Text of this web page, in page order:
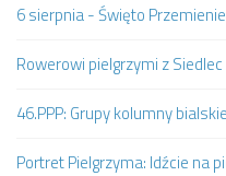
6 sierpnia - Święto
Rowerowi pielgrzymi z
46.PPP: Grupy kolumny
Portret Pielgrzyma: Idźcie na